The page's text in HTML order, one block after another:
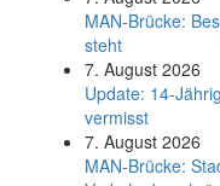
MAN-Brücke:
steht
7. August 2026
Update: 14-
vermisst
7. August 2026
MAN-Brücke: